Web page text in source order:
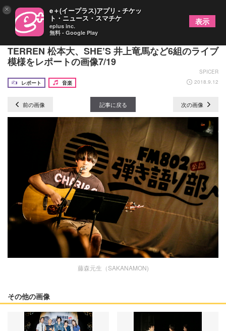
『FM802 弾き語り部』夏季演奏会でLAMP IN
TERREN 松本大、SHE’S 井上竜馬など6組のライブ
模様をレポートの画像7/19
SPICER
レポート
音楽 2018.9.12
前の画像 記事に戻る 次の画像
藤森元生（SAKANAMON)
その他の画像
× e＋(イープラス)アプリ - チケッ
ト・ニュース・スマチケ
eplus inc.
無料 - Google Play
表示